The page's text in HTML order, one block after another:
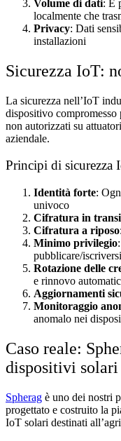
Volume di dati: È
localmente che
Privacy: Dati
installazioni
Sicurezza IoT:
La sicurezza nell’IoT
dispositivo
non autorizzati su
aziendale.
Principi di sicurezza
Identità forte:
univoco
Cifratura in
Cifratura a riposo
Minimo privilegio
pubblicare/
Rotazione delle
e rinnovo
Aggiornamenti
Monitoraggio
anomalo nei
Caso reale:
dispositivi solari
Spherag è uno dei nostri
progettato e costruito la
IoT solari destinati